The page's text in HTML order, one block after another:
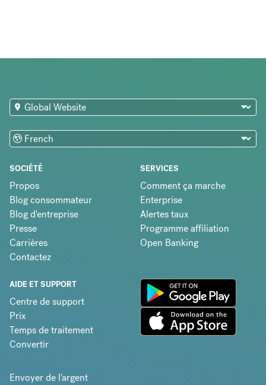
SOCIÉTÉ
Propos
Blog consommateur
Blog d'entreprise
Presse
Carrières
Contactez
SERVICES
Comment ça marche
Enterprise
Alertes taux
Programme affiliation
Open Banking
AIDE ET SUPPORT
Centre de support
Prix
Temps de traitement
Convertir
Envoyer de l'argent